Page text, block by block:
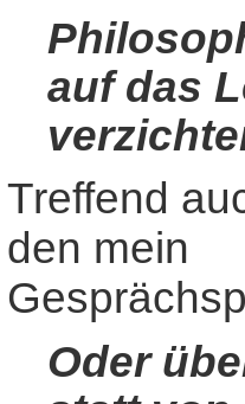
auf das
Treffend
den mein
Oder